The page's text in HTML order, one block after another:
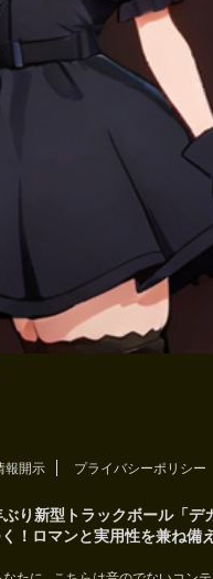
報開示 プライバシーポリシー
り新型トラックボール「デ
！ロマンと実用性を兼ね備